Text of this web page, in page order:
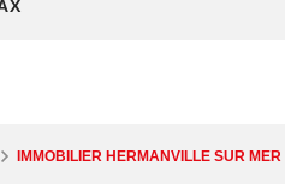
IMMOBILIER HERMANVILLE SUR MER